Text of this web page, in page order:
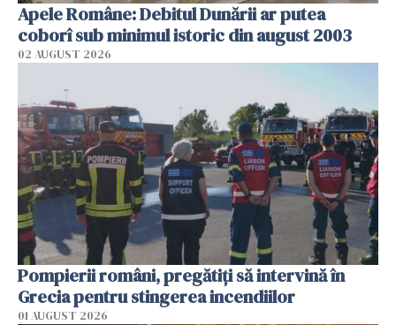
Apele Române: Debitul Dunării ar putea
coborî sub minimul istoric din august 2003
02 AUGUST 2026
Pompierii români, pregătiţi să intervină în
Grecia pentru stingerea incendiilor
01 AUGUST 2026